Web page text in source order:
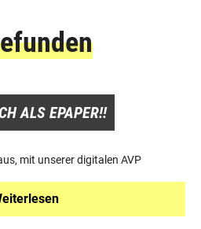
ALS EPAPER!!
mit unserer digitalen AVP